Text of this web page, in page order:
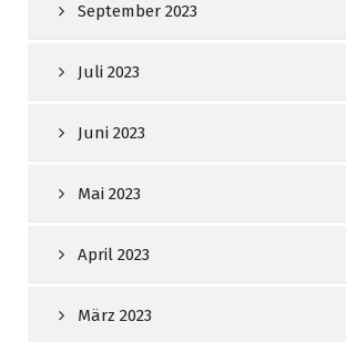
September 2023
Juli 2023
Juni 2023
Mai 2023
April 2023
März 2023